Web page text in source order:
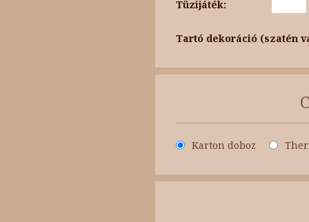
Tüzijáték:
Tartó dekoráció (szatén
Karton doboz